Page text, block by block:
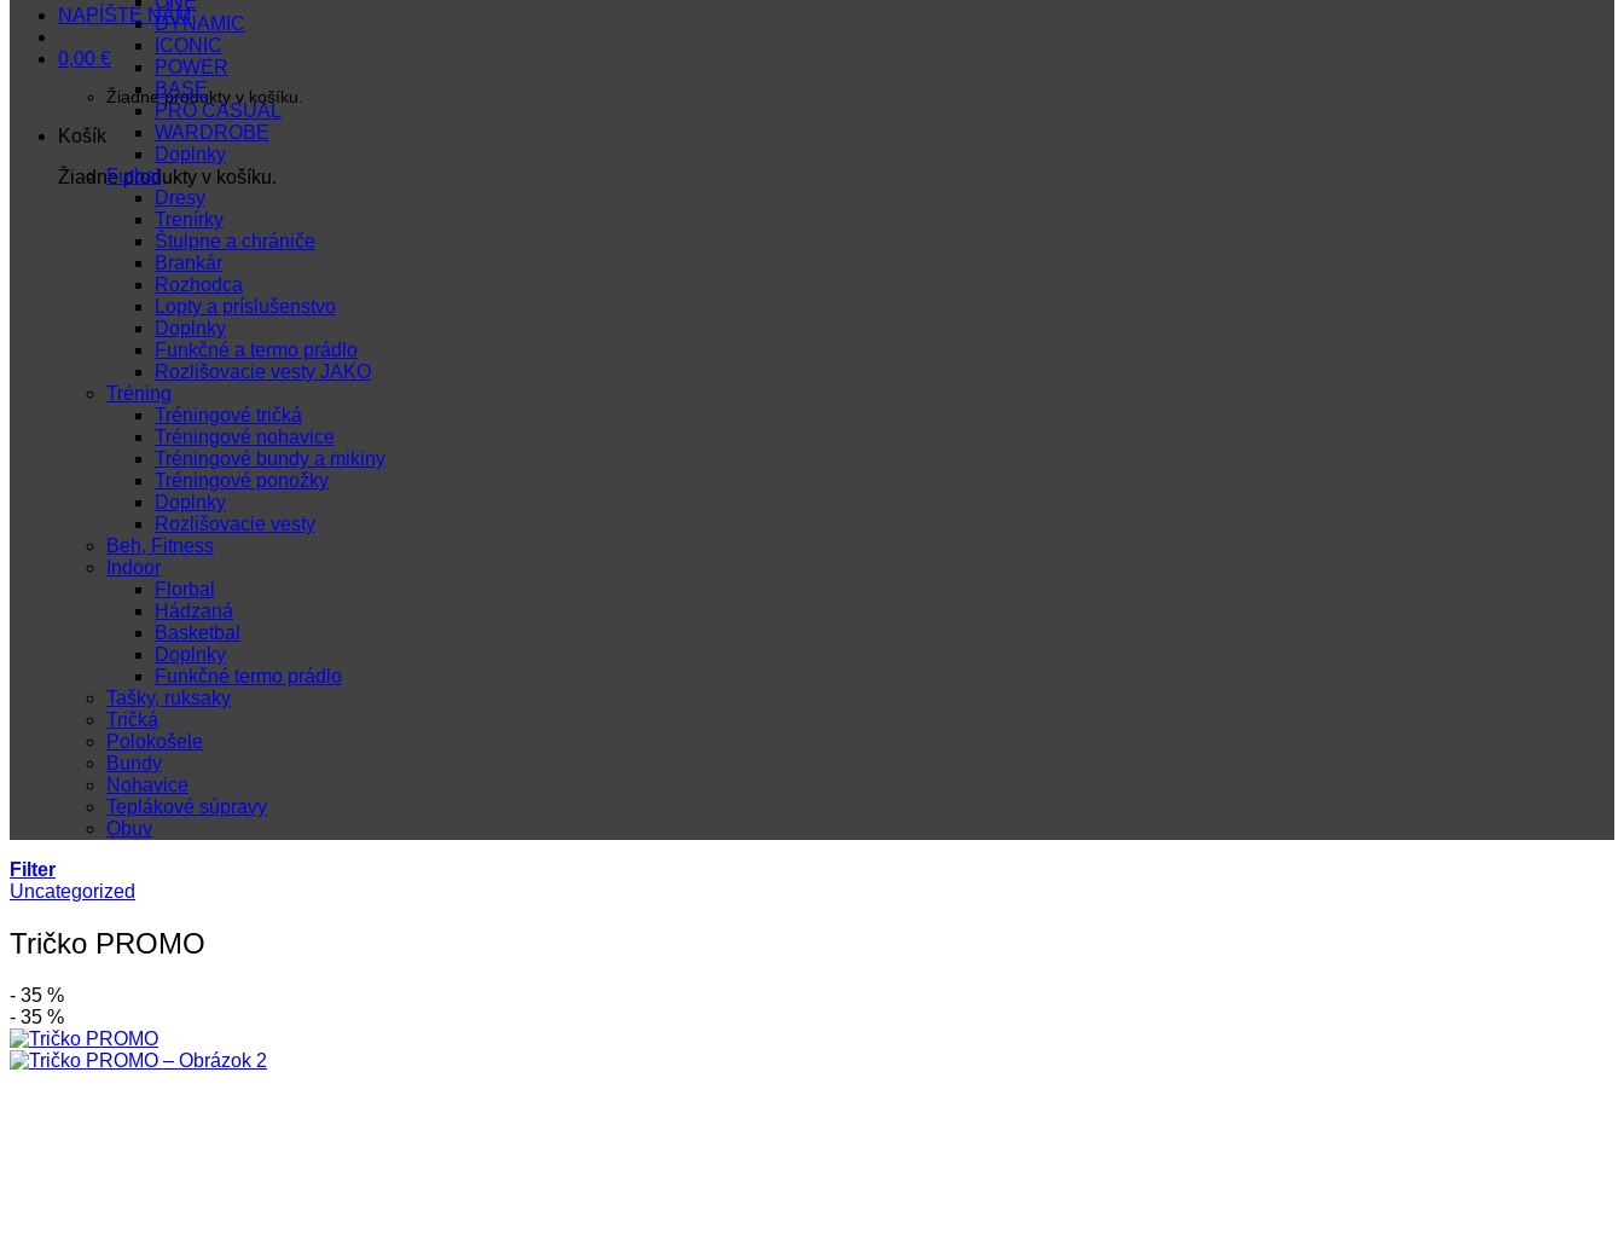
NAPÍŠTE NÁM
0,00 €
Žiadne produkty v košíku.
Košík
Žiadne produkty v košíku.
DYNAMIC
ICONIC
POWER
BASE
PRO CASUAL
WARDROBE
Doplnky
Futbal
Dresy
Trenírky
Štulpne a chrániče
Brankár
Rozhodca
Lopty a príslušenstvo
Doplnky
Funkčné a termo prádlo
Rozlišovacie vesty JAKO
Tréning
Tréningové tričká
Tréningové nohavice
Tréningové bundy a mikiny
Tréningové ponožky
Doplnky
Rozlišovacie vesty
Beh, Fitness
Indoor
Florbal
Hádzaná
Basketbal
Doplnky
Funkčné termo prádlo
Tašky, ruksaky
Tričká
Polokošele
Bundy
Nohavice
Teplákové súpravy
Obuv
Filter
Uncategorized
Tričko PROMO
- 35 %
- 35 %